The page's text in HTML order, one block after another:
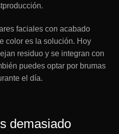
faciales con acabado
color es la solución. Hoy
residuo y se integran con
puedes optar por brumas
el día.
demasiado